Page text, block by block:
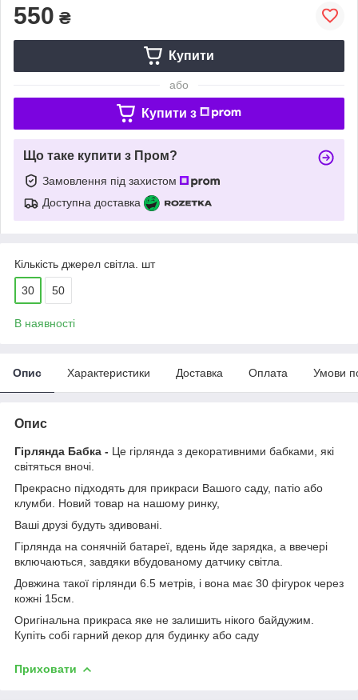
550 ₴
Купити
або
Купити з
Що таке купити з Пром?
Замовлення під захистом
Доступна доставка
Кількість джерел світла. шт
30 50
В наявності
Опис Характеристики Доставка Оплата Умови
Опис
Гірлянда Бабка - Це гірлянда з декоративними бабками, які
світяться вночі.
Прекрасно підходять для прикраси Вашого саду, патіо або
клумби. Новий товар на нашому ринку,
Ваші друзі будуть здивовані.
Гірлянда на сонячній батареї, вдень йде зарядка, а ввечері
включаються, завдяки вбудованому датчику світла.
Довжина такої гірлянди 6.5 метрів, і вона має 30 фігурок через
кожні 15см.
Оригінальна прикраса яке не залишить нікого байдужим.
Купіть собі гарний декор для будинку або саду
Приховати